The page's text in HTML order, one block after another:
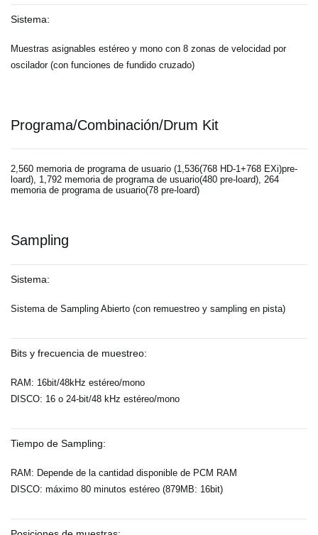
Sistema:
Muestras asignables estéreo y mono con 8 zonas de velocidad por
oscilador (con funciones de fundido cruzado)
Programa/Combinación/Drum Kit
2,560 memoria de programa de usuario (1,536(768 HD-1+768 EXi)pre-
loard), 1,792 memoria de programa de usuario(480 pre-loard), 264
memoria de programa de usuario(78 pre-loard)
Sampling
Sistema:
Sistema de Sampling Abierto (con remuestreo y sampling en pista)
Bits y frecuencia de muestreo:
RAM: 16bit/48kHz estéreo/mono
DISCO: 16 o 24-bit/48 kHz estéreo/mono
Tiempo de Sampling:
RAM: Depende de la cantidad disponible de PCM RAM
DISCO: máximo 80 minutos estéreo (879MB: 16bit)